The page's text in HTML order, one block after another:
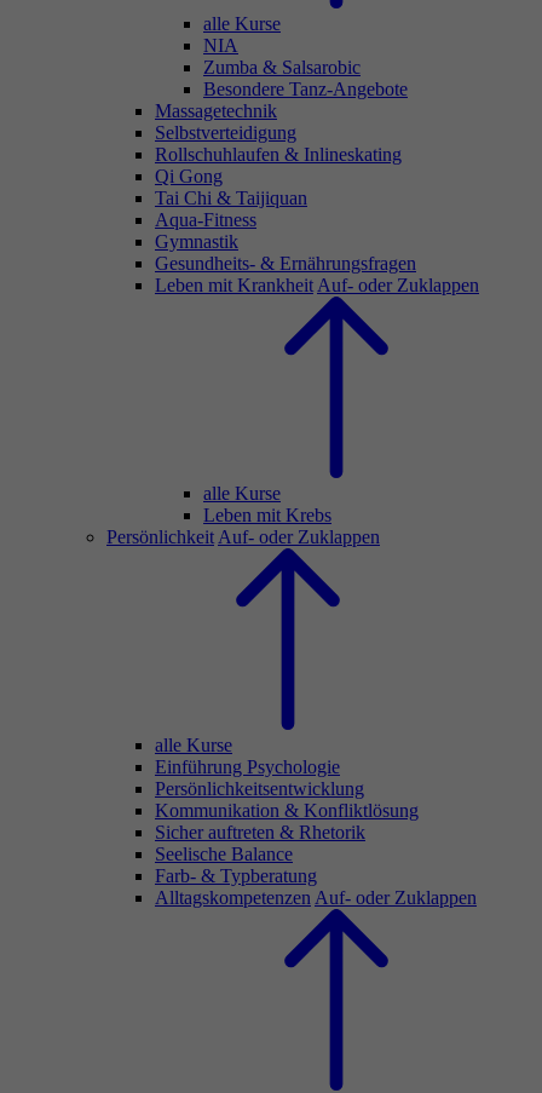
alle Kurse
NIA
Zumba & Salsarobic
Besondere Tanz-Angebote
Massagetechnik
Selbstverteidigung
Rollschuhlaufen & Inlineskating
Qi Gong
Tai Chi & Taijiquan
Aqua-Fitness
Gymnastik
Gesundheits- & Ernährungsfragen
Leben mit Krankheit Auf- oder Zuklappen
alle Kurse
Leben mit Krebs
Persönlichkeit Auf- oder Zuklappen
alle Kurse
Einführung Psychologie
Persönlichkeitsentwicklung
Kommunikation & Konfliktlösung
Sicher auftreten & Rhetorik
Seelische Balance
Farb- & Typberatung
Alltagskompetenzen Auf- oder Zuklappen